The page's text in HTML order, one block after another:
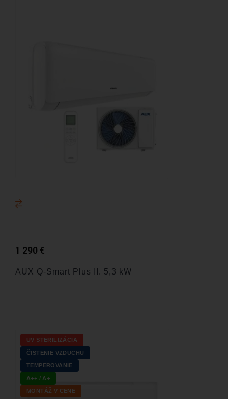
AUX Q-Smart Plus II. 5,3 kW
1 290 €
UV STERILIZÁCIA
ČISTENIE VZDUCHU
TEMPEROVANIE
A++ / A+
MONTÁŽ V CENE